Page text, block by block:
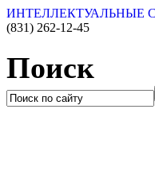
ИНТЕЛЛЕКТУАЛЬНЫЕ
(831) 262-12-45
Поиск